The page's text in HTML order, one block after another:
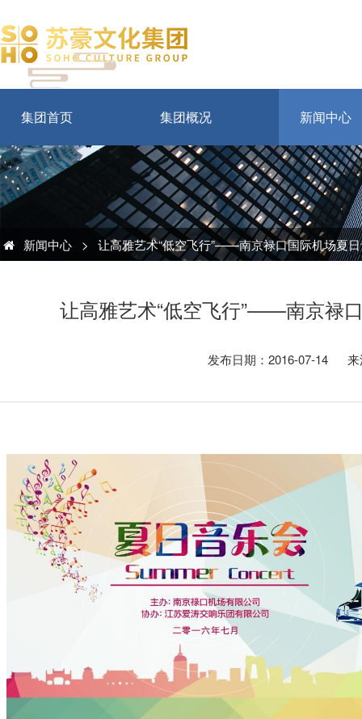
集团首页 集团概况 新闻中心
新闻中心 > 让高雅艺术“低空飞行”——南京禄口国际机场夏
让高雅艺术“低空飞行”——南京禄
发布日期：2016-07-14 来